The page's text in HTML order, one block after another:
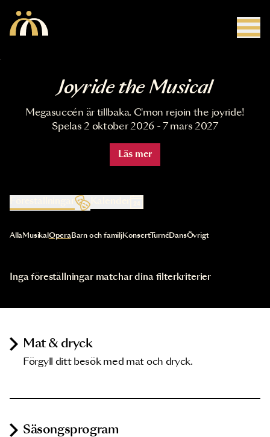
Joyride the Musical
Megasuccén är tillbaka. C'mon rejoin the joyride!
Spelas 2 oktober 2026 - 7 mars 2027
Läs mer
Kalender
Val av kategori uppdaterar innehållet automatiskt
AllaMusikal OperaBarn och familjKonsertTurnéDansÖvrigt
Inga föreställningar matchar dina filterkriterier
Mat & dryck
Förgyll ditt besök med mat och dryck.
Säsongsprogram